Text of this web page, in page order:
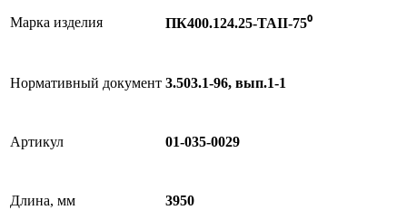
Марка изделия ПК400.124.25-ТАII-75⁰
Нормативный документ 3.503.1-96, вып.1-1
Артикул 01-035-0029
Длина, мм 3950